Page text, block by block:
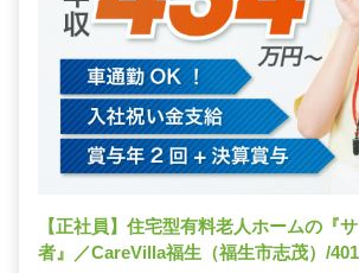
【正社員】住宅型有料老人ホームの『
者』／CareVilla福生（福生市志茂）/